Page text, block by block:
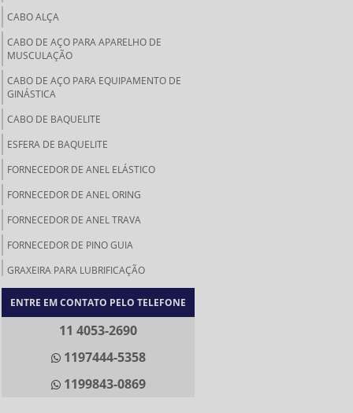
CABO ALÇA
CABO DE AÇO PARA APARELHO DE
MUSCULAÇÃO
CABO DE AÇO PARA EQUIPAMENTO DE
GINÁSTICA
CABO DE BAQUELITE
ESFERA DE BAQUELITE
FORNECEDOR DE ANEL ELÁSTICO
FORNECEDOR DE ANEL ORING
FORNECEDOR DE ANEL TRAVA
FORNECEDOR DE PINO GUIA
GRAXEIRA PARA LUBRIFICAÇÃO
KNOB DE BAQUELITE
KNOB RETRÁTIL
ENTRE EM CONTATO PELO TELEFONE
11 4053-2690
1197444-5358
1199843-0869